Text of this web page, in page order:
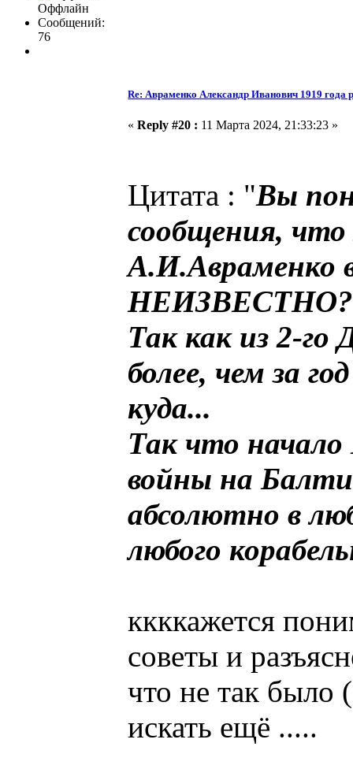
Оффлайн
Сообщений:
76
Re: Авраменко Александр Иванович 1919 года
«Reply #20 : 11 Марта 2024, 21:33:23 »
Цитата : "Вы
сообщения,
А.И.Авраменко
НЕИЗВЕСТНО?
Так как из 2-
более, чем за
куда...
Так что
войны на
абсолютно в
любого
ккккажется
советы и
что не так
искать ещё .....